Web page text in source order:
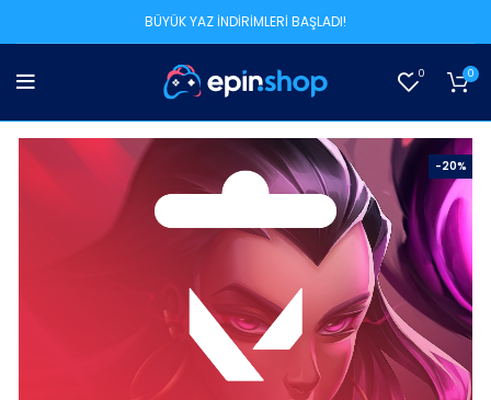
BÜYÜK YAZ İNDİRİMLERİ BAŞLADI!
0 0
-20%